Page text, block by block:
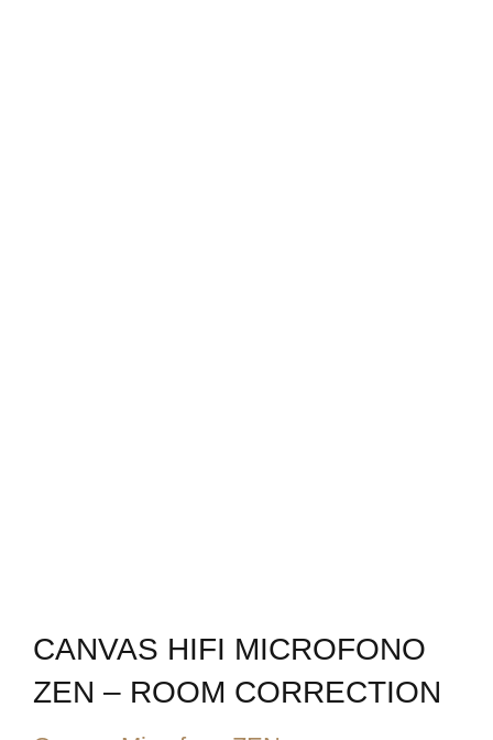
CANVAS HIFI MICROFONO
ZEN – ROOM CORRECTION